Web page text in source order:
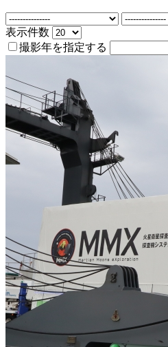
表示件数
撮影年を指定する